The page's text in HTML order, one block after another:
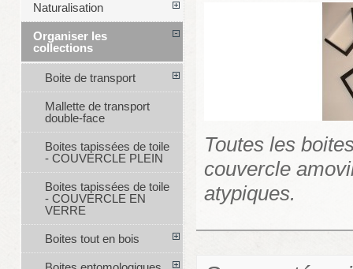
Toutes les
couvercle
atypiques.
Naturalisation
Organiser les
collections
Boite de transport
Mallette de transport
double-face
Boites tapissées de toile
- COUVERCLE PLEIN
Boites tapissées de toile
- COUVERCLE EN
VERRE
Boites tout en bois